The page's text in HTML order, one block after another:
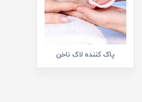
پاک کننده لاک ناخن